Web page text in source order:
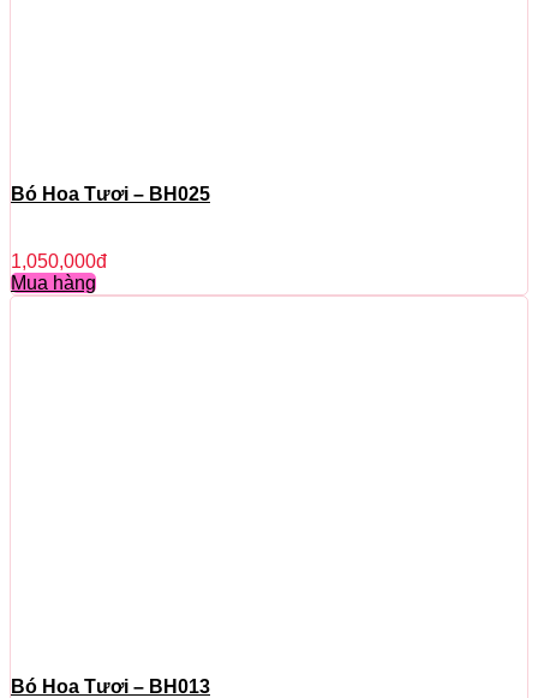
Bó Hoa Tươi – BH025
1,050,000đ
Mua hàng
Bó Hoa Tươi – BH013